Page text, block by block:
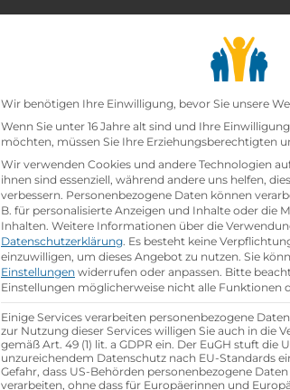
Lehrbetriebesearch
Wir benötigen Ihre Einwilligung, bevor Sie unsere
Wenn Sie unter 16 Jahre alt sind und Ihre
möchten, müssen Sie Ihre Erziehungsberechtigten
Wir verwenden Cookies und andere Technologien
ihnen sind essenziell, während andere uns helfen,
verbessern. Personenbezogene Daten können
B. für personalisierte Anzeigen und Inhalte oder die
Inhalten. Weitere Informationen über die
Datenschutzerklärung. Es besteht keine
einzuwilligen, um dieses Angebot zu nutzen. Sie
Einstellungen widerrufen oder anpassen. Bitte
Einstellungen möglicherweise nicht alle Funktionen
Einige Services verarbeiten personenbezogene
zur Nutzung dieser Services willigen Sie auch in die
gemäß Art. 49 (1) lit. a GDPR ein. Der EuGH stuft die
unzureichendem Datenschutz nach EU-Standards
Gefahr, dass US-Behörden personenbezogene
verarbeiten, ohne dass für Europäerinnen und